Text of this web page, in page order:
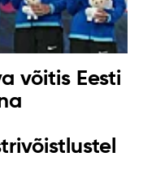
võitis Eesti